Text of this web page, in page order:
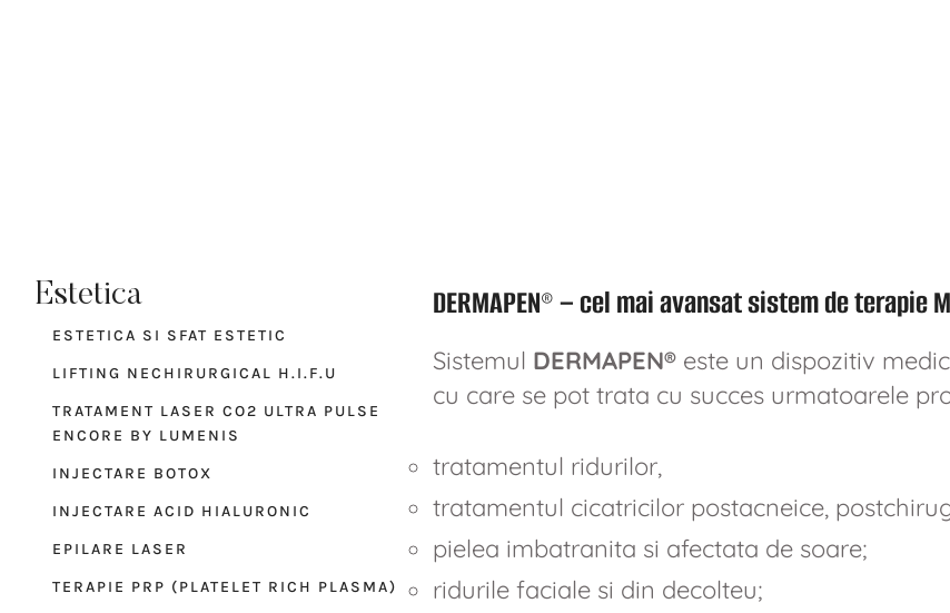
Estetica
ESTETICA SI SFAT ESTETIC
LIFTING NECHIRURGICAL H.I.F.U
TRATAMENT LASER CO2 ULTRA PULSE
ENCORE BY LUMENIS
INJECTARE BOTOX
INJECTARE ACID HIALURONIC
EPILARE LASER
TERAPIE PRP (PLATELET RICH PLASMA)
DERMAPEN® – cel mai avansat sistem de terapie
Sistemul DERMAPEN®este un dispozitiv
cu care se pot trata cu succes urmatoarele
tratamentul ridurilor,
tratamentul cicatricilor postacneice,
pielea imbatranita si afectata de soare;
ridurile faciale si din decolteu;